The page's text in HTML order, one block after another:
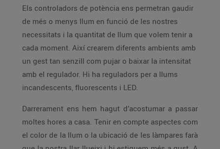
Els controladors de potència ens permetran gaudir
de més o menys llum en funció de les nostres
necessitats i la quantitat de llum que volem tenir a
cada moment. Així crearem diferents ambients amb
un gest tan senzill com pujar o baixar la intensitat
amb el regulador. Hi ha reguladors per a llums
incandescents, fluorescents i LED.
Darrerament ens hem hagut d’acostumar a passar
moltes hores a casa. Tenir en compte aspectes com
el color de la llum o la ubicació de les làmpares farà